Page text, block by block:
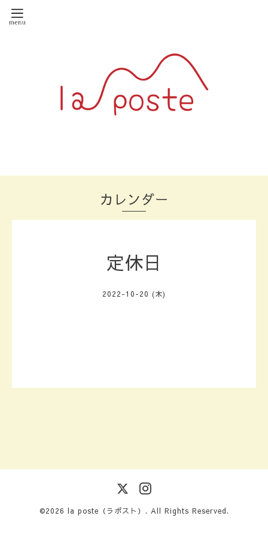
カレンダー
定休日
2022-10-20 (木)
©2026 la poste（ラポスト） . All Rights Reserved.